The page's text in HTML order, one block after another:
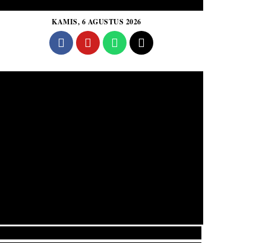
KAMIS, 6 AGUSTUS 2026